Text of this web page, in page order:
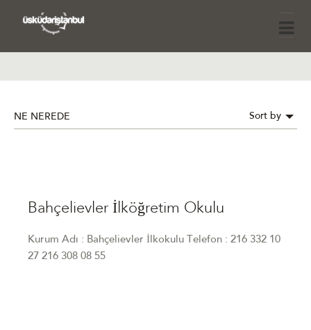
NE NEREDE Sort by
Bahçelievler İlköğretim Okulu
Kurum Adı : Bahçelievler İlkokulu Telefon : 216 332 10
27 216 308 08 55